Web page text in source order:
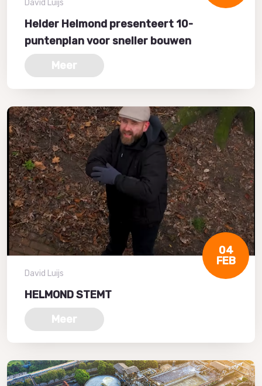
David Luijs
Helder Helmond presenteert 10-
puntenplan voor sneller bouwen
Meer
04
FEB
David Luijs
HELMOND STEMT
Meer